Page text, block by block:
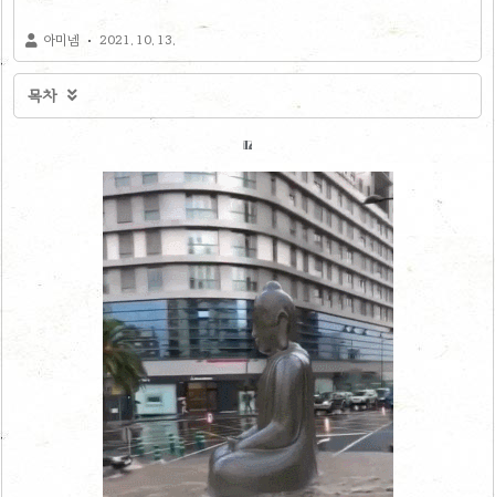
아미넴 2021. 10. 13.
목차 